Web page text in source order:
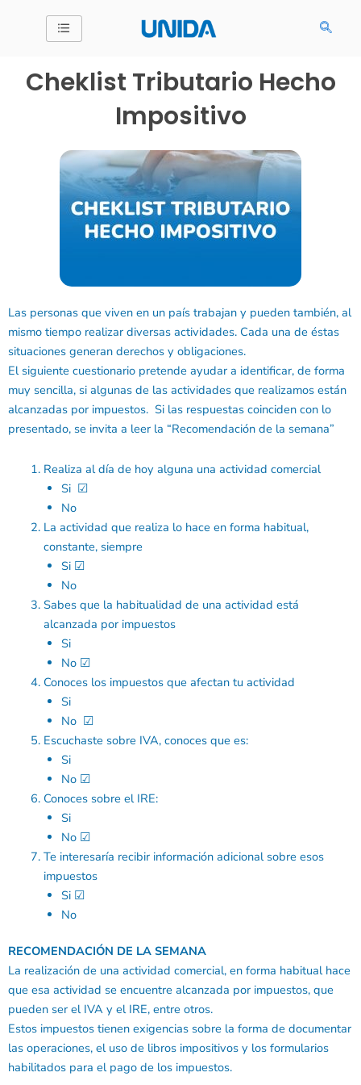
Cheklist Tributario Hecho
Impositivo
Las personas que viven en un país trabajan y pueden también, al
mismo tiempo realizar diversas actividades. Cada una de éstas
situaciones generan derechos y obligaciones.
El siguiente cuestionario pretende ayudar a identificar, de forma
muy sencilla, si algunas de las actividades que realizamos están
alcanzadas por impuestos. Si las respuestas coinciden con lo
presentado, se invita a leer la “Recomendación de la semana”
Realiza al día de hoy alguna una actividad comercial
Si ☑
No
La actividad que realiza lo hace en forma habitual,
constante, siempre
Si ☑
No
Sabes que la habitualidad de una actividad está
alcanzada por impuestos
Si
No ☑
Conoces los impuestos que afectan tu actividad
Si
No ☑
Escuchaste sobre IVA, conoces que es:
Si
No ☑
Conoces sobre el IRE:
Si
No ☑
Te interesaría recibir información adicional sobre esos
impuestos
Si ☑
No
RECOMENDACIÓN DE LA SEMANA
La realización de una actividad comercial, en forma habitual hace
que esa actividad se encuentre alcanzada por impuestos, que
pueden ser el IVA y el IRE, entre otros.
Estos impuestos tienen exigencias sobre la forma de documentar
las operaciones, el uso de libros impositivos y los formularios
habilitados para el pago de los impuestos.